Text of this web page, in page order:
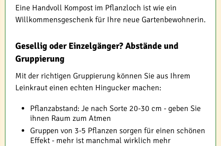
Eine Handvoll Kompost im Pflanzloch ist wie ein
Willkommensgeschenk für Ihre neue Gartenbewohnerin.
Gesellig oder Einzelgänger? Abstände und
Gruppierung
Mit der richtigen Gruppierung können Sie aus Ihrem
Leinkraut einen echten Hingucker machen:
Pflanzabstand: Je nach Sorte 20-30 cm - geben Sie
ihnen Raum zum Atmen
Gruppen von 3-5 Pflanzen sorgen für einen schönen
Effekt - mehr ist manchmal wirklich mehr